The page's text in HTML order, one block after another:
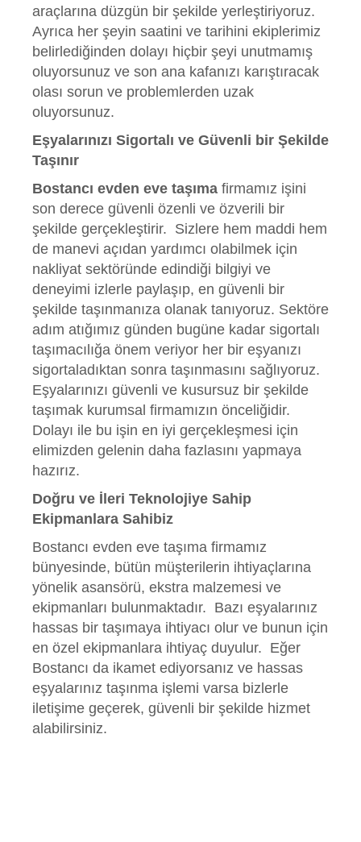
araçlarına düzgün bir şekilde yerleştiriyoruz.
Ayrıca her şeyin saatini ve tarihini ekiplerimiz
belirlediğinden dolayı hiçbir şeyi unutmamış
oluyorsunuz ve son ana kafanızı karıştıracak
olası sorun ve problemlerden uzak
oluyorsunuz.
Eşyalarınızı Sigortalı ve Güvenli bir Şekilde
Taşınır
Bostancı evden eve taşıma firmamız işini
son derece güvenli özenli ve özverili bir
şekilde gerçekleştirir. Sizlere hem maddi hem
de manevi açıdan yardımcı olabilmek için
nakliyat sektöründe edindiği bilgiyi ve
deneyimi izlerle paylaşıp, en güvenli bir
şekilde taşınmanıza olanak tanıyoruz. Sektöre
adım atığımız günden bugüne kadar sigortalı
taşımacılığa önem veriyor her bir eşyanızı
sigortaladıktan sonra taşınmasını sağlıyoruz.
Eşyalarınızı güvenli ve kusursuz bir şekilde
taşımak kurumsal firmamızın önceliğidir.
Dolayı ile bu işin en iyi gerçekleşmesi için
elimizden gelenin daha fazlasını yapmaya
hazırız.
Doğru ve İleri Teknolojiye Sahip
Ekipmanlara Sahibiz
Bostancı evden eve taşıma firmamız
bünyesinde, bütün müşterilerin ihtiyaçlarına
yönelik asansörü, ekstra malzemesi ve
ekipmanları bulunmaktadır. Bazı eşyalarınız
hassas bir taşımaya ihtiyacı olur ve bunun için
en özel ekipmanlara ihtiyaç duyulur. Eğer
Bostancı da ikamet ediyorsanız ve hassas
eşyalarınız taşınma işlemi varsa bizlerle
iletişime geçerek, güvenli bir şekilde hizmet
alabilirsiniz.